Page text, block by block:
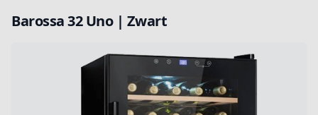
Barossa 32 Uno | Zwart